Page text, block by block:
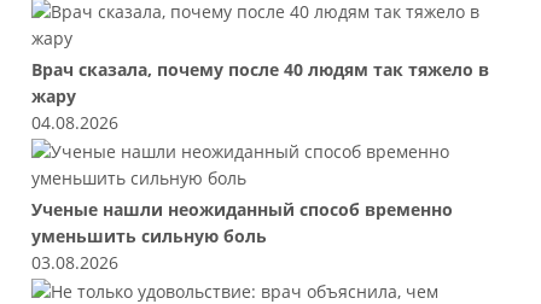
Врач сказала, почему после 40 людям так тяжело в
жару
04.08.2026
Ученые нашли неожиданный способ временно
уменьшить сильную боль
03.08.2026